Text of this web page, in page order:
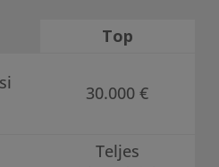
Top
30.000 €
Teljes